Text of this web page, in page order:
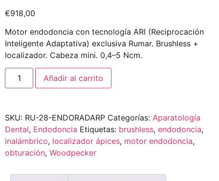
€918,00
Motor endodoncia con tecnología ARI (Reciprocación
Inteligente Adaptativa) exclusiva Rumar. Brushless +
localizador. Cabeza mini. 0,4–5 Ncm.
Añadir al carrito
SKU: RU-28-ENDORADARP Categorías: Aparatología
Dental, Endodoncia Etiquetas: brushless, endodoncia,
inalámbrico, localizador ápices, motor endodoncia,
obturación, Woodpecker